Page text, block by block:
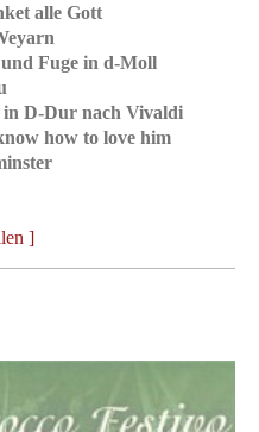
alle Gott
Fuge in d-Moll
D-Dur nach Vivaldi
how to love him
]